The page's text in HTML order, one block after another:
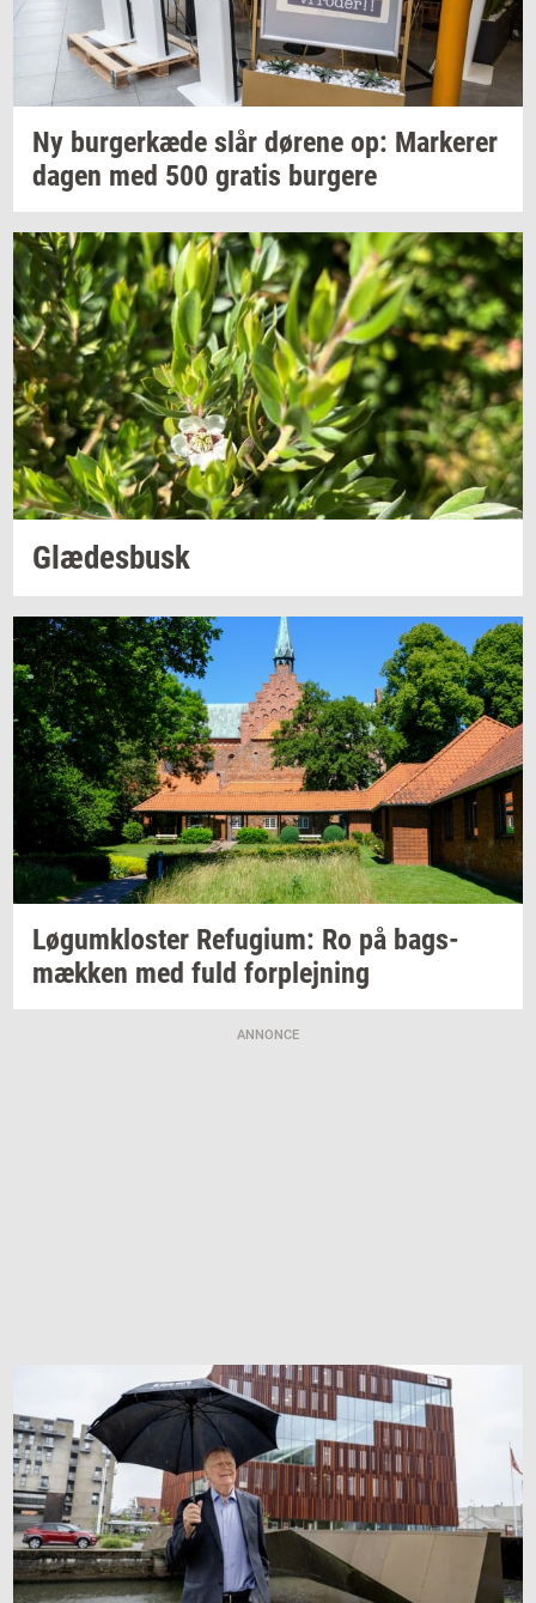
Ny bur­ger­kæ­de slår dø­re­ne op: Mar­ke­rer
dagen med 500 gra­tis bur­ge­re
Glæ­des­busk
Løgum­klo­ster Re­fu­gi­um: Ro på bags­
mæk­ken med fuld for­plej­ning
ANNONCE